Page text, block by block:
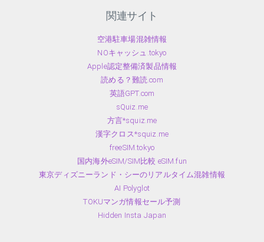
関連サイト
空港駐車場混雑情報
NOキャッシュ.tokyo
Apple認定整備済製品情報
読める？難読.com
英語GPT.com
sQuiz.me
方言*squiz.me
漢字クロス*squiz.me
freeSIM.tokyo
国内海外eSIM/SIM比較 eSIM.fun
東京ディズニーランド・シーのリアルタイム混雑情報
AI Polyglot
TOKUマンガ情報セール予測
Hidden Insta Japan